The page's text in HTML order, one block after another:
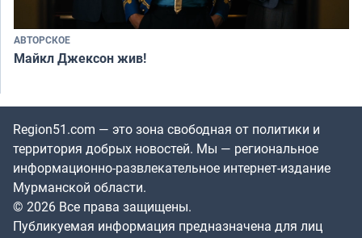
АВТОРСКОЕ
Майкл Джексон жив!
Region51.com — это зона свободная от политики и
территория добрых новостей. Мы — региональное
информационно-развлекательное интернет-издание
Мурманской области.
© 2026 Все права защищены.
Публикуемая информация предназначена для лиц